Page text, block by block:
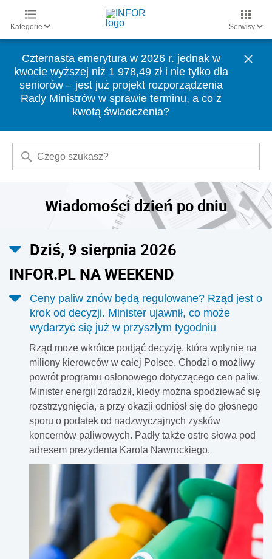
Kategorie Serwisy
Czternasta emerytura w 2026 r. jednak w
kwocie wyższej niż 1 978,49 zł i nie tylko dla
seniorów – jest już projekt rozporządzenia
Rady Ministrów w sprawie terminu, a co z
kwotą świadczenia?
Wiadomości dzień po dniu
Dziś, 9 sierpnia 2026
INFOR.PL NA WEEKEND
Ceny paliw znów będą regulowane? Rząd jest o
krok od decyzji. Minister ujawnił, co może
wydarzyć się już w przyszłym tygodniu
Rząd może wkrótce podjąć decyzję, która wpłynie na
miliony kierowców w całej Polsce. Chodzi o możliwy
powrót programu osłonowego dotyczącego cen paliw.
Minister energii zdradził, kiedy można spodziewać się
rozstrzygnięcia, a przy okazji odniósł się do głośnego
sporu o podatek od nadzwyczajnych zysków
koncernów paliwowych. Padły także ostre słowa pod
adresem prezydenta Karola Nawrockiego.